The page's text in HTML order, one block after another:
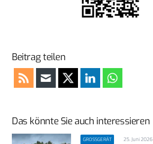
Beitrag teilen
Das könnte Sie auch interessieren
GROSSGERÄT 25. Juni 2026